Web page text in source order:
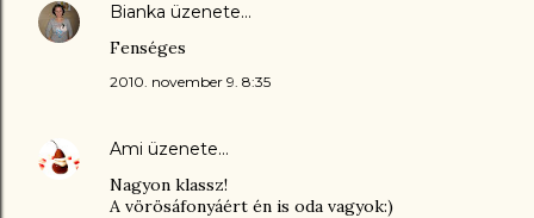
Bianka üzenete…
Fenséges
2010. november 9. 8:35
Ami üzenete…
Nagyon klassz!
A vörösáfonyáért én is oda vagyok:)